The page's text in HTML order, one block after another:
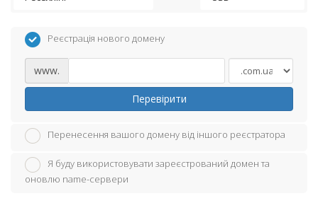
Реєстрація нового домену
www.
Перевірити
Перенесення вашого домену від іншого реєстратора
Я буду використовувати зареєстрований домен та
оновлю name-сервери